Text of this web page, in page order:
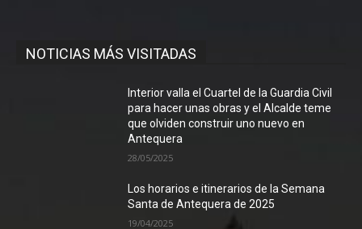
NOTICIAS MÁS VISITADAS
Interior valla el Cuartel de la Guardia Civil
para hacer unas obras y el Alcalde teme
que olviden construir uno nuevo en
Antequera
28/05/2025
Los horarios e itinerarios de la Semana
Santa de Antequera de 2025
19/04/2025